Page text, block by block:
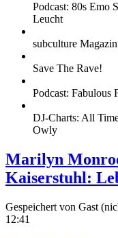
Podcast: 80s Emo
Leucht
subculture
Save The Rave!
Podcast: Fabulous
DJ-Charts: All
Owly
Marilyn
Kaiserstuhl:
Gespeichert von Gast
12:41